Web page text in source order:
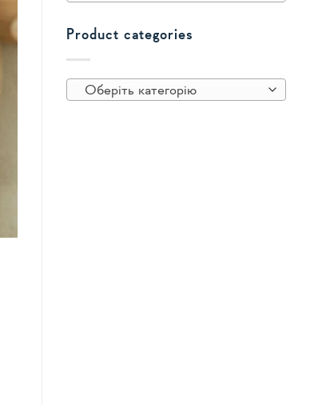
Product categories
Оберіть категорію